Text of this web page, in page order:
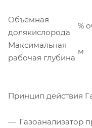
Объёмная
долякислорода
%
Максимальная
рабочая глубина
м
Принцип действия
Газоанализатор